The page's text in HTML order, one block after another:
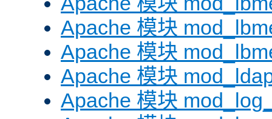
Apache 模块
Apache 模块
Apache 模块
Apache 模块